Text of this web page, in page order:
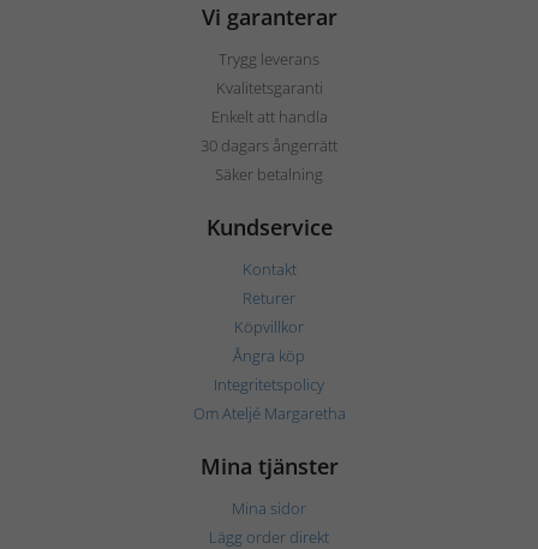
Vi garanterar
Trygg leverans
Kvalitetsgaranti
Enkelt att handla
30 dagars ångerrätt
Säker betalning
Kundservice
Kontakt
Returer
Köpvillkor
Ångra köp
Integritetspolicy
Om Ateljé Margaretha
Mina tjänster
Mina sidor
Lägg order direkt